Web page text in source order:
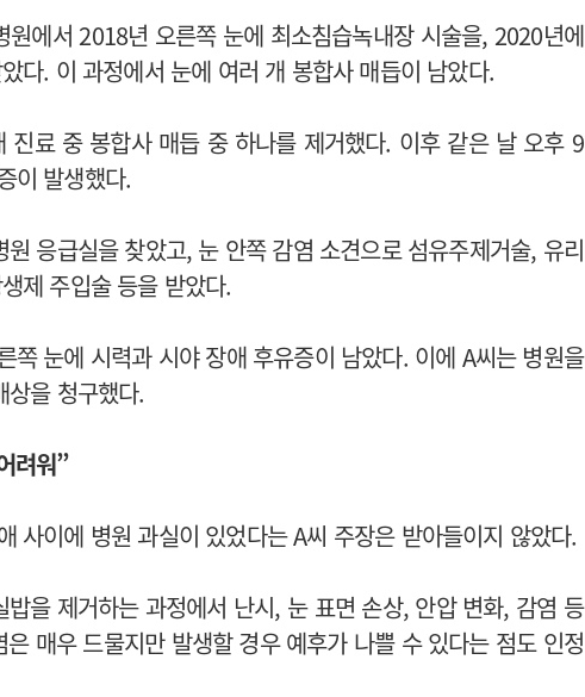
에서 2018년 오른쪽 눈에 최소침습녹내장 시술을, 2020년에
다. 이 과정에서 눈에 여러 개 봉합사 매듭이 남았다.
료 중 봉합사 매듭 중 하나를 제거했다. 이후 같은 날 오후 9
이 발생했다.
응급실을 찾았고, 눈 안쪽 감염 소견으로 섬유주제거술, 유리
제 주입술 등을 받았다.
쪽 눈에 시력과 시야 장애 후유증이 남았다. 이에 A씨는 병원을
을 청구했다.
려워”
사이에 병원 과실이 있었다는 A씨 주장은 받아들이지 않았다.
을 제거하는 과정에서 난시, 눈 표면 손상, 안압 변화, 감염 등
매우 드물지만 발생할 경우 예후가 나쁠 수 있다는 점도 인정